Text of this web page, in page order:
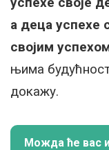
а деца успехе
својим
њима
докажу.
Можда ће вас